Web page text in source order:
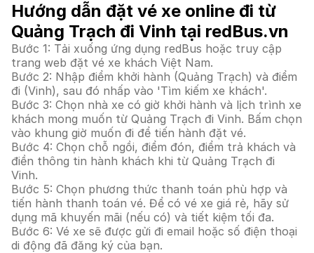
Hướng dẫn đặt vé xe online đi từ
Quảng Trạch đi Vinh tại redBus.vn
Bước 1: Tải xuống ứng dụng redBus hoặc truy cập
trang web đặt vé xe khách Việt Nam.
Bước 2: Nhập điểm khởi hành (Quảng Trạch) và điểm
đi (Vinh), sau đó nhấp vào 'Tìm kiếm xe khách'.
Bước 3: Chọn nhà xe có giờ khởi hành và lịch trình xe
khách mong muốn từ Quảng Trạch đi Vinh. Bấm chọn
vào khung giờ muốn đi để tiến hành đặt vé.
Bước 4: Chọn chỗ ngồi, điểm đón, điểm trả khách và
điền thông tin hành khách khi từ Quảng Trạch đi
Vinh.
Bước 5: Chọn phương thức thanh toán phù hợp và
tiến hành thanh toán vé. Để có vé xe giá rẻ, hãy sử
dụng mã khuyến mãi (nếu có) và tiết kiệm tối đa.
Bước 6: Vé xe sẽ được gửi đi email hoặc số điện thoại
di động đã đăng ký của bạn.